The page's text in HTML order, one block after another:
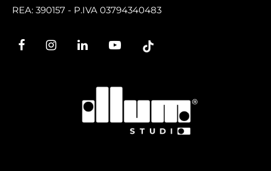
REA: 390157 - P.IVA 03794340483